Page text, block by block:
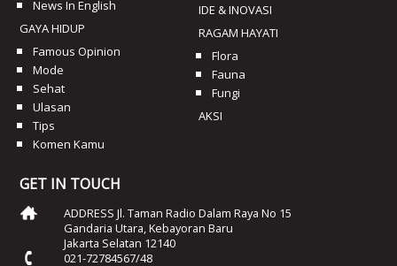
News In English
GAYA HIDUP
Famous Opinion
Mode
Sehat
Ulasan
Tips
Komen Kamu
IDE & INOVASI
RAGAM HAYATI
Flora
Fauna
Fungi
AKSI
GET IN TOUCH
ADDRESS Jl. Taman Radio Dalam Raya No 15
Gandaria Utara, Kebayoran Baru
Jakarta Selatan 12140
021-72784567/48